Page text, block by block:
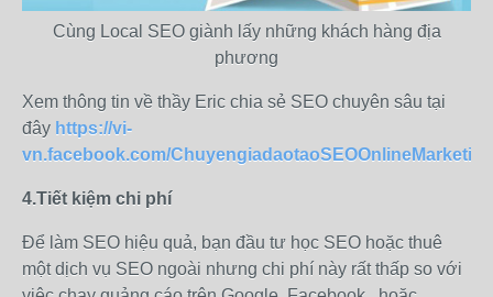
Cùng Local SEO giành lấy những khách hàng địa
phương
Xem thông tin về thầy Eric chia sẻ SEO chuyên sâu tại
đây https://vi-
vn.facebook.com/
4.Tiết kiệm chi phí
Để làm SEO hiệu quả, bạn đầu tư học SEO hoặc thuê
một dịch vụ SEO ngoài nhưng chi phí này rất thấp so với